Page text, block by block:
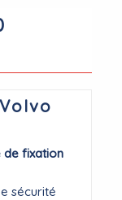
de fixation
sécurité